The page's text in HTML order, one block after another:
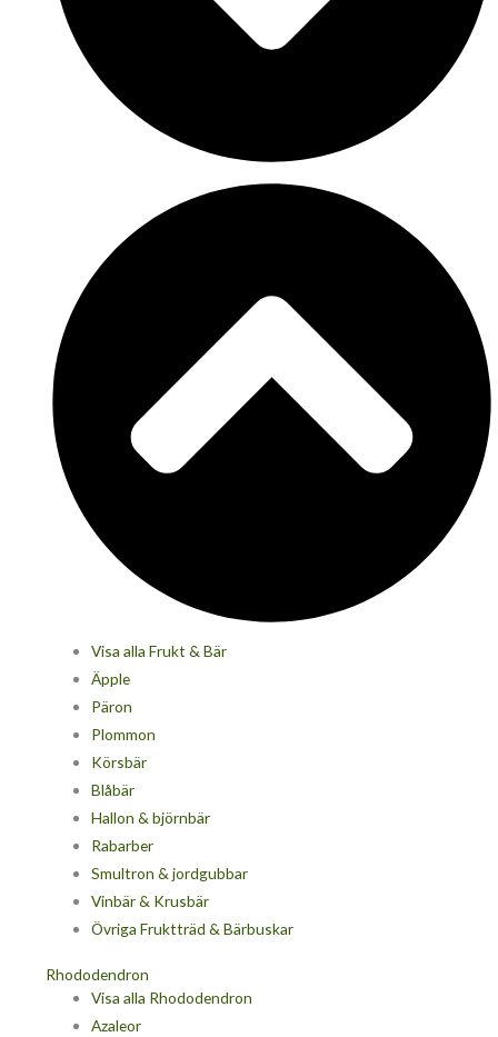
Visa alla Frukt & Bär
Äpple
Päron
Plommon
Körsbär
Blåbär
Hallon & björnbär
Rabarber
Smultron & jordgubbar
Vinbär & Krusbär
Övriga Fruktträd & Bärbuskar
Rhododendron
Visa alla Rhododendron
Azaleor